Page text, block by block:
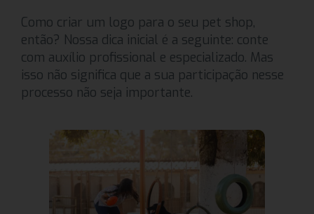
Como criar um logo para o seu pet shop,
então? Nossa dica inicial é a seguinte: conte
com auxílio profissional e especializado. Mas
isso não significa que a sua participação nesse
processo não seja importante.